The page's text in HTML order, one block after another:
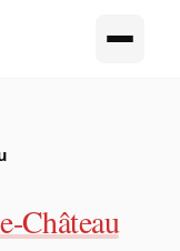
Château